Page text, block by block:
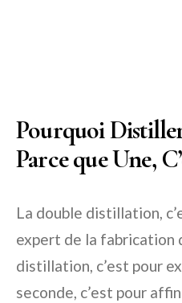
Pourquoi
Parce que Une,
La double distillation,
expert de la fabrication
distillation, c’est pour
seconde, c’est pour